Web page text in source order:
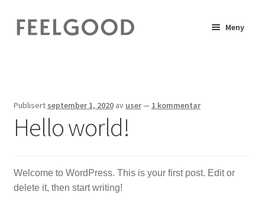
Hopp
til
Hopp
til
Meny
Butikk
Forhandlere
Publisert september 1, 2020 av user— 1 kommentar
Hello world!
Welcome to WordPress. This is your first post. Edit or
delete it, then start writing!